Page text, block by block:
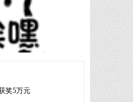
奖5万元